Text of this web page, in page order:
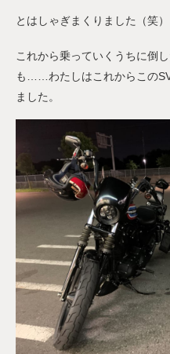
とはしゃぎまくりました（笑）
これから乗っていくうちに倒
も……わたしはこれからこの
ました。